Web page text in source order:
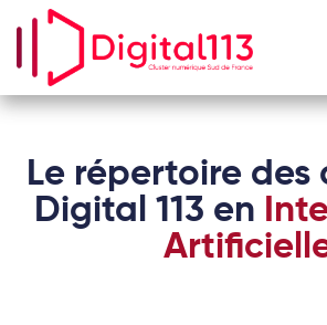
Se rendre au contenu
Le répertoire des
Digital 113 en